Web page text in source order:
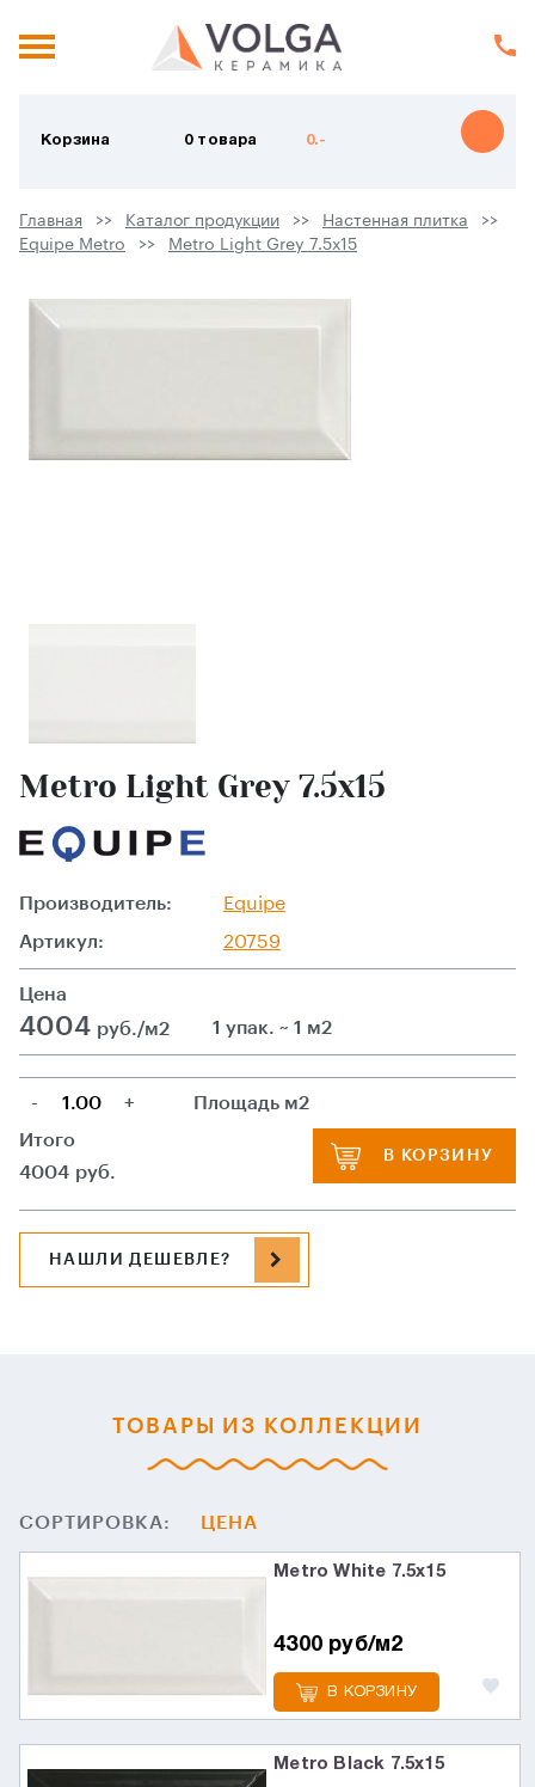
Корзина 0 товара 0.-
Главная Каталог продукции
Настенная плитка
Equipe Metro
Metro Light Grey 7.5х15
Metro Light Grey 7.5х15
Производитель:
Equipe
Артикул:
20759
Цена
4004 руб./м2 1 упак. ~ 1 м2
- +
Площадь м2
Итого
4004 руб.
В КОРЗИНУ
НАШЛИ ДЕШЕВЛЕ?
ТОВАРЫ ИЗ КОЛЛЕКЦИИ
СОРТИРОВКА: ЦЕНА
Metro White 7.5х15
4300 руб/м2
В КОРЗИНУ
Metro Black 7.5х15